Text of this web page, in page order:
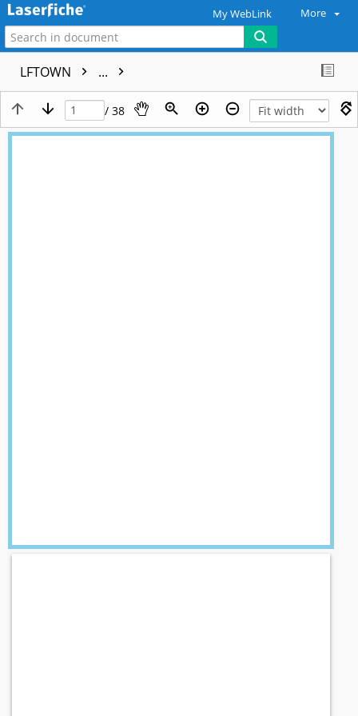
My WebLink More
LFTOWN ...
/ 38